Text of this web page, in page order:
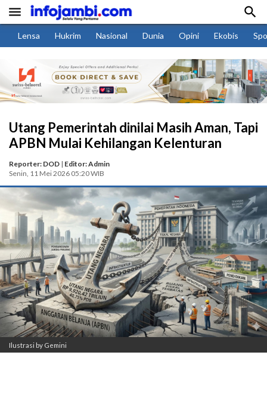
 
Lensa Hukrim Nasional Dunia Opini Ekobis
Utang Pemerintah dinilai Masih Aman, Tapi
APBN Mulai Kehilangan Kelenturan
Reporter: DOD | Editor: Admin
Senin, 11 Mei 2026 05:20 WIB
Ilustrasi by Gemini